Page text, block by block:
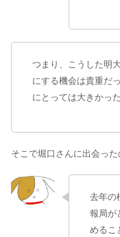
つまり、こうした明
にする機会は貴重だ
にとっては大きかっ
そこで堀口さんに出会った
去年の
報局が
めるこ